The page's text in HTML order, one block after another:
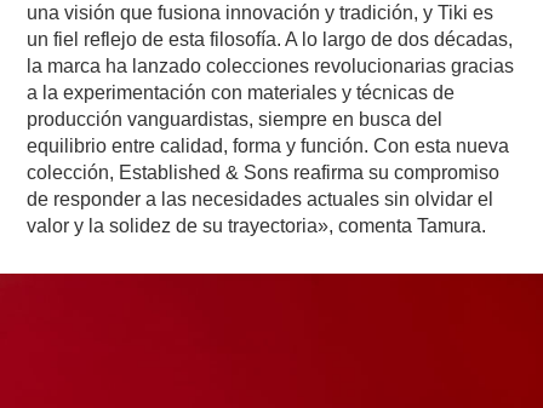
una visión que fusiona innovación y tradición, y Tiki es
un fiel reflejo de esta filosofía. A lo largo de dos décadas,
la marca ha lanzado colecciones revolucionarias gracias
a la experimentación con materiales y técnicas de
producción vanguardistas, siempre en busca del
equilibrio entre calidad, forma y función. Con esta nueva
colección, Established & Sons reafirma su compromiso
de responder a las necesidades actuales sin olvidar el
valor y la solidez de su trayectoria», comenta Tamura.